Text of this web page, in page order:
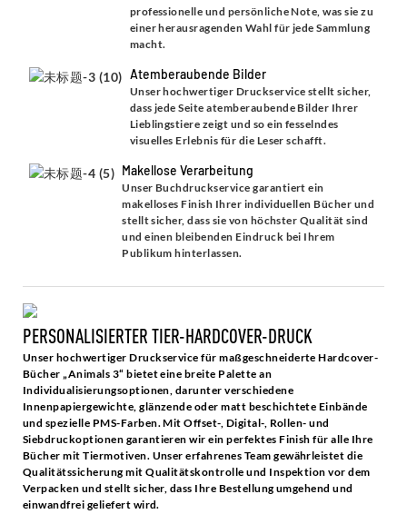
professionelle und persönliche Note, was sie zu
einer herausragenden Wahl für jede Sammlung
macht.
Atemberaubende Bilder
Unser hochwertiger Druckservice stellt sicher,
dass jede Seite atemberaubende Bilder Ihrer
Lieblingstiere zeigt und so ein fesselndes
visuelles Erlebnis für die Leser schafft.
Makellose Verarbeitung
Unser Buchdruckservice garantiert ein
makelloses Finish Ihrer individuellen Bücher und
stellt sicher, dass sie von höchster Qualität sind
und einen bleibenden Eindruck bei Ihrem
Publikum hinterlassen.
PERSONALISIERTER TIER-HARDCOVER-DRUCK
Unser hochwertiger Druckservice für maßgeschneiderte Hardcover-
Bücher „Animals 3“ bietet eine breite Palette an
Individualisierungsoptionen, darunter verschiedene
Innenpapiergewichte, glänzende oder matt beschichtete Einbände
und spezielle PMS-Farben. Mit Offset-, Digital-, Rollen- und
Siebdruckoptionen garantieren wir ein perfektes Finish für alle Ihre
Bücher mit Tiermotiven. Unser erfahrenes Team gewährleistet die
Qualitätssicherung mit Qualitätskontrolle und Inspektion vor dem
Verpacken und stellt sicher, dass Ihre Bestellung umgehend und
einwandfrei geliefert wird.